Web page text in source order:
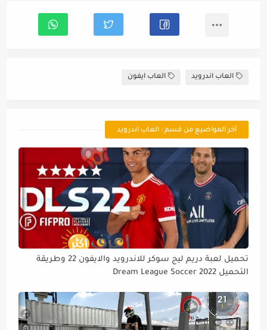
العاب اندرويد العاب ايفون
أخر المواضيع من قسم : العاب اندرويد
تحميل لعبة دريم ليج سوكر للاندرويد والايفون 22 وطريقة
التحميل Dream League Soccer 2022